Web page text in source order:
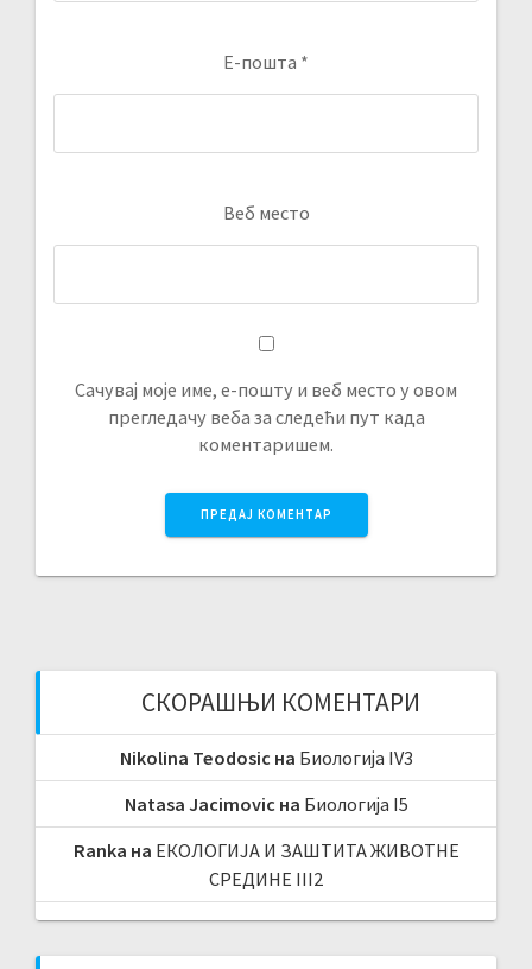
Е-пошта *
Веб место
Сачувај моје име, е-пошту и веб место у овом
прегледачу веба за следећи пут када
коментаришем.
СКОРАШЊИ КОМЕНТАРИ
Nikolina Teodosicна Биологија IV3
Natasa Jacimovicна Биологија I5
Ranka на ЕКОЛОГИЈА И ЗАШТИТА ЖИВОТНЕ
СРЕДИНЕ III2